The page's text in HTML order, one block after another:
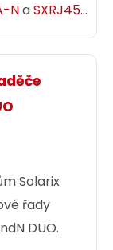
NaSXRJ45-
nestíněné
drát
Solarix
řady
DUO.